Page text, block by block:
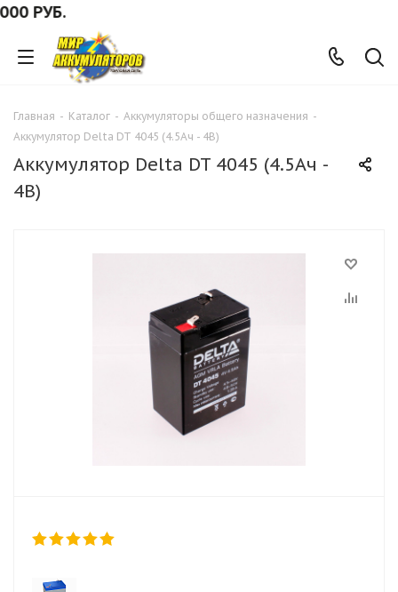
РУБ.
Главная - Каталог - Аккумуляторы общего назначения -
Аккумулятор Delta DT 4045 (4.5Ач - 4В)
Аккумулятор Delta DT 4045 (4.5Ач -
4В)